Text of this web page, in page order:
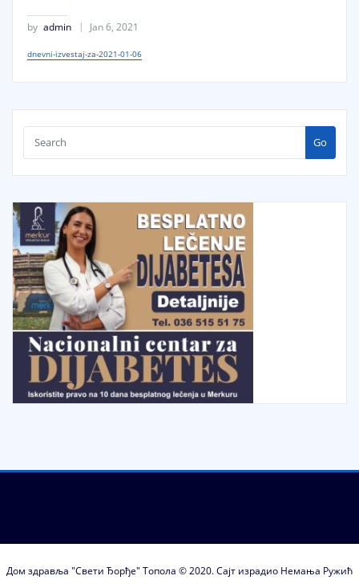
by admin Jan 6, 2021
dnevni-izvestaj-za-2021-01-06
Go
Дом здравља "Свети Ђорђе" Топола © 2020. Сајт израдио Немања Ружић